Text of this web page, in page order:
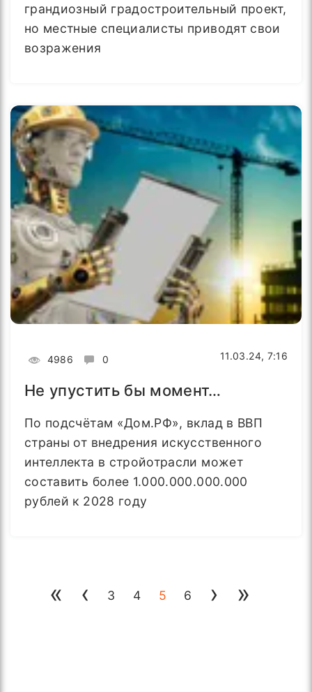
грандиозный градостроительный проект,
но местные специалисты приводят свои
возражения
4986 0 11.03.24, 7:16
Не упустить бы момент…
По подсчётам «Дом.РФ», вклад в ВВП
страны от внедрения искусственного
интеллекта в стройотрасли может
составить более 1.000.000.000.000
рублей к 2028 году
« ‹ 3 4 5 6 › »